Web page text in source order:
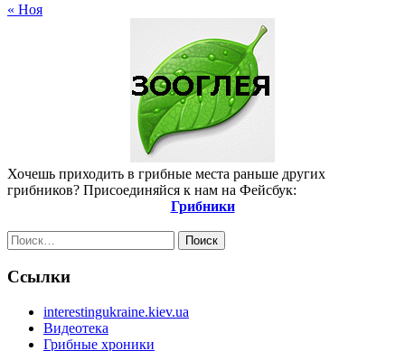
« Ноя
Хочешь приходить в грибные места раньше других
грибников? Присоединяйся к нам на Фейсбук:
Грибники
Найти:
Ссылки
interestingukraine.kiev.ua
Видеотека
Грибные хроники